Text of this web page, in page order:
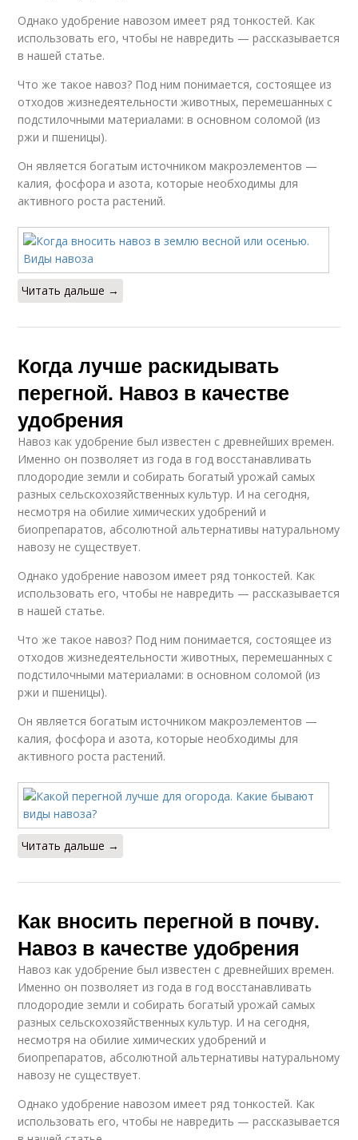
Однако удобрение навозом имеет ряд тонкостей. Как
использовать его, чтобы не навредить — рассказывается
в нашей статье.
Что же такое навоз? Под ним понимается, состоящее из
отходов жизнедеятельности животных, перемешанных с
подстилочными материалами: в основном соломой (из
ржи и пшеницы).
Он является богатым источником макроэлементов —
калия, фосфора и азота, которые необходимы для
активного роста растений.
Читать дальше →
Когда лучше раскидывать
перегной. Навоз в качестве
удобрения
Навоз как удобрение был известен с древнейших времен.
Именно он позволяет из года в год восстанавливать
плодородие земли и собирать богатый урожай самых
разных сельскохозяйственных культур. И на сегодня,
несмотря на обилие химических удобрений и
биопрепаратов, абсолютной альтернативы натуральному
навозу не существует.
Однако удобрение навозом имеет ряд тонкостей. Как
использовать его, чтобы не навредить — рассказывается
в нашей статье.
Что же такое навоз? Под ним понимается, состоящее из
отходов жизнедеятельности животных, перемешанных с
подстилочными материалами: в основном соломой (из
ржи и пшеницы).
Он является богатым источником макроэлементов —
калия, фосфора и азота, которые необходимы для
активного роста растений.
Читать дальше →
Как вносить перегной в почву.
Навоз в качестве удобрения
Навоз как удобрение был известен с древнейших времен.
Именно он позволяет из года в год восстанавливать
плодородие земли и собирать богатый урожай самых
разных сельскохозяйственных культур. И на сегодня,
несмотря на обилие химических удобрений и
биопрепаратов, абсолютной альтернативы натуральному
навозу не существует.
Однако удобрение навозом имеет ряд тонкостей. Как
использовать его, чтобы не навредить — рассказывается